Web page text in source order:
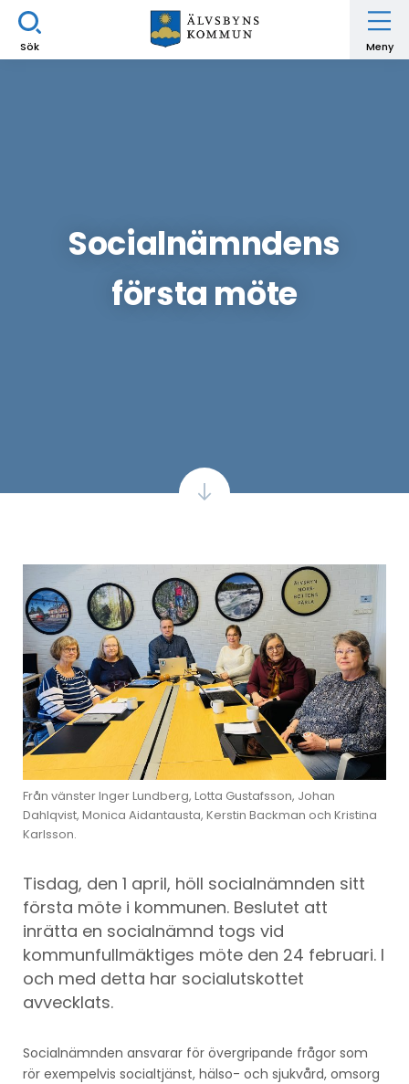
Sök Meny
Socialnämndens
första möte
Från vänster Inger Lundberg, Lotta Gustafsson, Johan
Dahlqvist, Monica Aidantausta, Kerstin Backman och Kristina
Karlsson.
Tisdag, den 1 april, höll socialnämnden sitt
första möte i kommunen. Beslutet att
inrätta en socialnämnd togs vid
kommunfullmäktiges möte den 24 februari. I
och med detta har socialutskottet
avvecklats.
Socialnämnden ansvarar för övergripande frågor som
rör exempelvis socialtjänst, hälso- och sjukvård, omsorg